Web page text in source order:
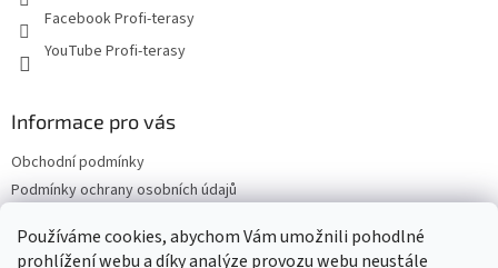
Používáme cookies, abychom Vám umožnili pohodlné
prohlížení webu a díky analýze provozu webu neustále
Facebook Profi-terasy
YouTube Profi-terasy
Informace pro vás
Obchodní podmínky
Podmínky ochrany osobních údajů
Vrácení zboží a reklamace